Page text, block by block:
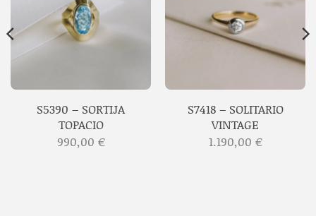
S5390 – SORTIJA
TOPACIO
990,00 €
S7418 – SOLITARIO
VINTAGE
1.190,00 €